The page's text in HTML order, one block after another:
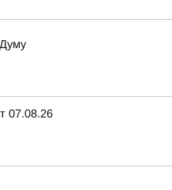
07.08.26